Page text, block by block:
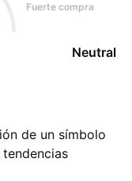
Fuerte compra
Neutral
de un símbolo